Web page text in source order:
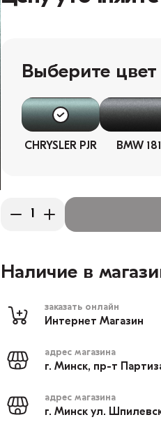
Выберите цвет
CHRYSLER PJR BMW 181
Наличие в
заказать онлайн
Интернет Магазин
адрес магазина
г. Минск, пр-т
адрес магазина
г. Минск ул.